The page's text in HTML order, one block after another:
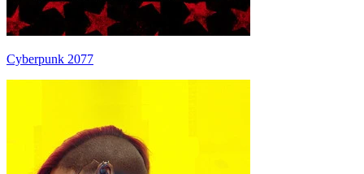
Cyberpunk 2077